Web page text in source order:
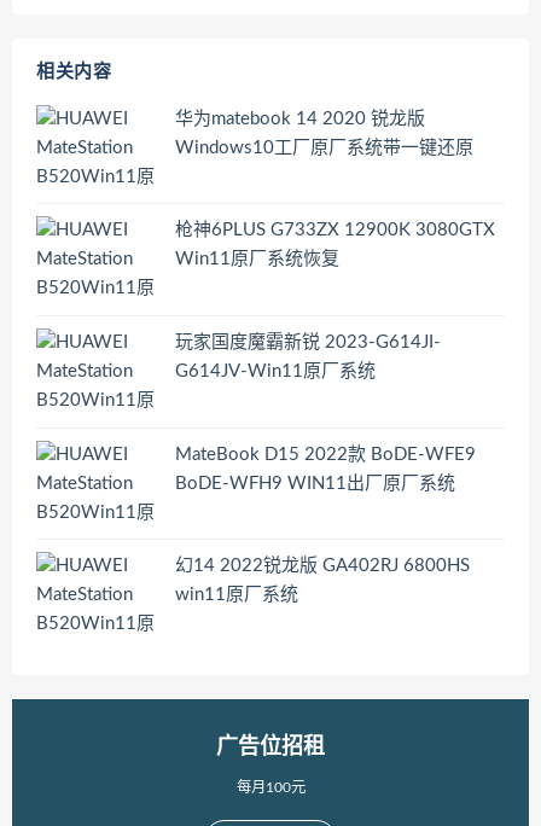
相关内容
华为matebook 14 2020 锐龙版
Windows10工厂原厂系统带一键还原
枪神6PLUS G733ZX 12900K 3080GTX
Win11原厂系统恢复
玩家国度魔霸新锐 2023-G614JI-
G614JV-Win11原厂系统
MateBook D15 2022款 BoDE-WFE9
BoDE-WFH9 WIN11出厂原厂系统
幻14 2022锐龙版 GA402RJ 6800HS
win11原厂系统
广告位招租
每月100元